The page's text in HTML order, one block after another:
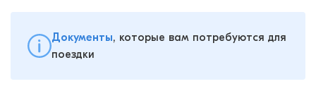
Документы, которые вам потребуются для
поездки